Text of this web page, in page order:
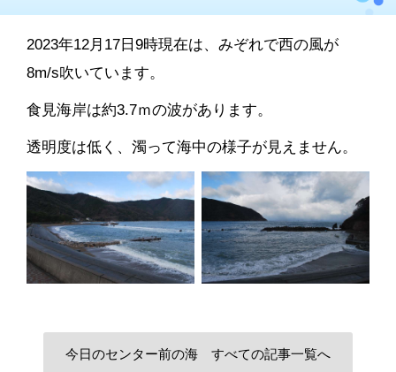
2023年12月17日9時現在は、みぞれで西の風が
8m/s吹いています。
食見海岸は約3.7ｍの波があります。
透明度は低く、濁って海中の様子が見えません。
今日のセンター前の海 すべての記事一覧へ